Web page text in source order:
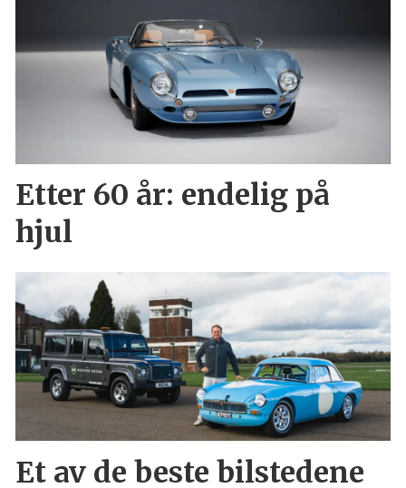
Etter 60 år: endelig på
hjul
Et av de beste bilstedene